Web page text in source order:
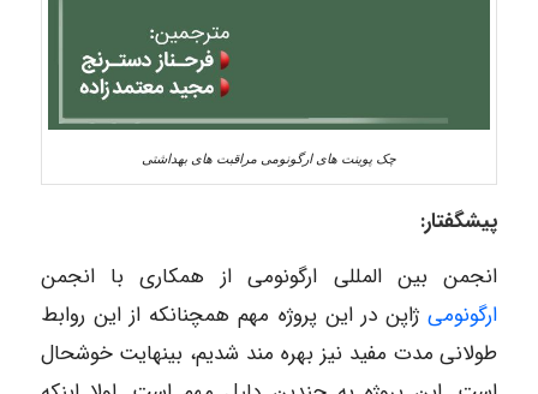
چک پوینت های ارگونومی مراقبت های بهداشتی
پیشگفتار:
انجمن بین المللی ارگونومی از همکاری با انجمن
ارگونومیژاپن در این پروژه مهم همچنانکه از این روابط
طولانی مدت مفید نیز بهره مند شدیم، بینهایت خوشحال